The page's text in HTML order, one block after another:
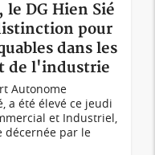
DG Hien Sié
pour
dans les
de l'industrie
Autonome
a été élevé ce jeudi
et Industriel,
par le